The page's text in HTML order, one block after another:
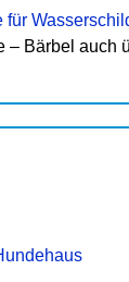
für
– Bärbel auch